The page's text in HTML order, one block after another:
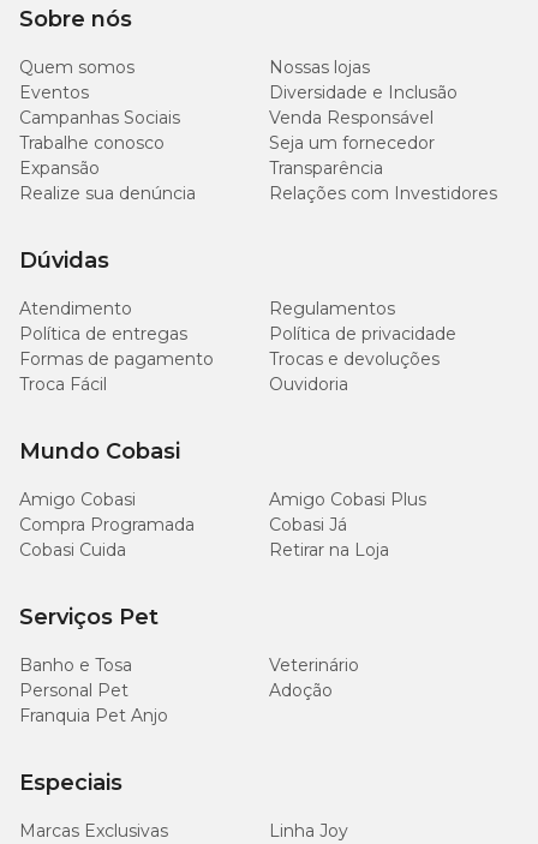
Sobre nós
Quem somos
Nossas lojas
Eventos
Diversidade e Inclusão
Campanhas Sociais
Venda Responsável
Trabalhe conosco
Seja um fornecedor
Expansão
Transparência
Realize sua denúncia
Relações com Investidores
Dúvidas
Atendimento
Regulamentos
Política de entregas
Política de privacidade
Formas de pagamento
Trocas e devoluções
Troca Fácil
Ouvidoria
Mundo Cobasi
Amigo Cobasi
Amigo Cobasi Plus
Compra Programada
Cobasi Já
Cobasi Cuida
Retirar na Loja
Serviços Pet
Banho e Tosa
Veterinário
Personal Pet
Adoção
Franquia Pet Anjo
Especiais
Marcas Exclusivas
Linha Joy